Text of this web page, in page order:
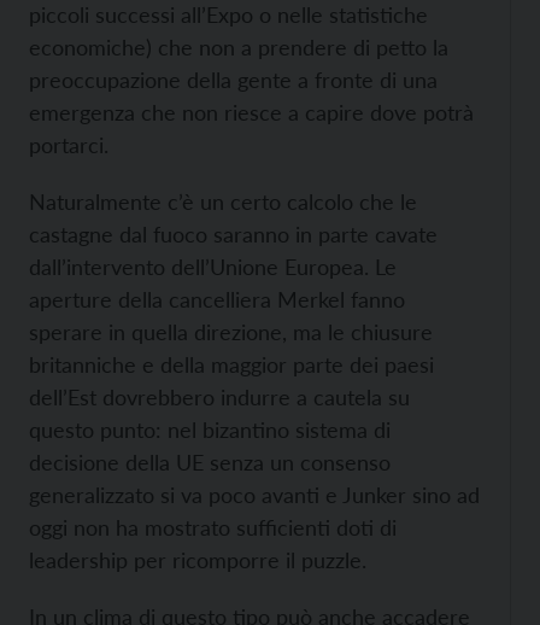
piccoli successi all’Expo o nelle statistiche
economiche) che non a prendere di petto la
preoccupazione della gente a fronte di una
emergenza che non riesce a capire dove potrà
portarci.
Naturalmente c’è un certo calcolo che le
castagne dal fuoco saranno in parte cavate
dall’intervento dell’Unione Europea. Le
aperture della cancelliera Merkel fanno
sperare in quella direzione, ma le chiusure
britanniche e della maggior parte dei paesi
dell’Est dovrebbero indurre a cautela su
questo punto: nel bizantino sistema di
decisione della UE senza un consenso
generalizzato si va poco avanti e Junker sino ad
oggi non ha mostrato sufficienti doti di
leadership per ricomporre il puzzle.
In un clima di questo tipo può anche accadere